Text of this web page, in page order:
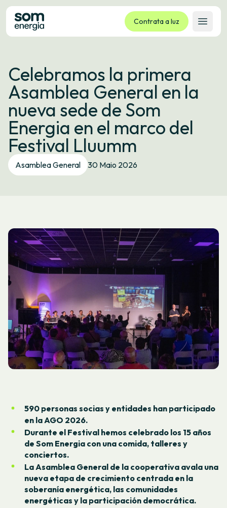
Contrata a luz
Abrir
Tarifas
Servizos
Empresas
La cooperativa
Contacto
Trámites
Oficina virtual
Celebramos la primera
Asamblea General en la
nueva sede de Som
Energia en el marco del
Festival Lluumm
Asamblea General 30 Maio 2026
590 personas socias y entidades han participado
en la AGO 2026.
Durante el Festival hemos celebrado los 15 años
de Som Energia con una comida, talleres y
conciertos.
La Asamblea General de la cooperativa avala una
nueva etapa de crecimiento centrada en la
soberanía energética, las comunidades
energéticas y la participación democrática.